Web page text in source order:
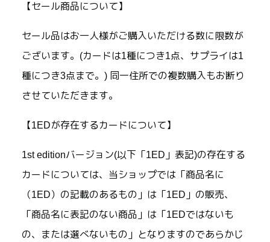
【セール商品について】
セール品はお一人様がご購入いただける数に限数が
ございます。(カードは1種につき1点、サプライは1
種につき3点まで。) 同一住所での複数購入もお断り
させていただきます。
【1EDが存在するカードについて】
1st editionバージョン(以下「1ED」表記)の存在する
カードについては、当ショップでは「商品名に
（1ED）の記載のあるもの」は「1ED」の販売、
「商品名に表記のない商品」は「1EDではないも
の、または選べないもの」となりますのであらかじ